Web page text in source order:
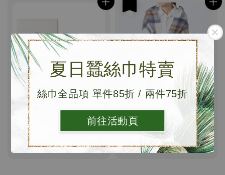
夏日蠶絲巾特賣
絲巾全品項 單件85折 / 兩件75折
前往活動頁
【加購】BANNIES' 圍巾
禮盒+專屬提袋 (禮盒將
依尺寸提供合適大小之禮
盒包裝)
Regular
NT$ 100
摩卡藍棕格紋｜經典格紋
喀什米爾圍巾
Sale
NT$ 2,980
Regular
price
NT$ 3,580